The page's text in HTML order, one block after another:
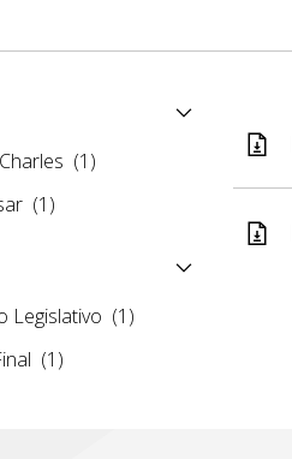
(1)
(1)
Legislativo (1)
(1)